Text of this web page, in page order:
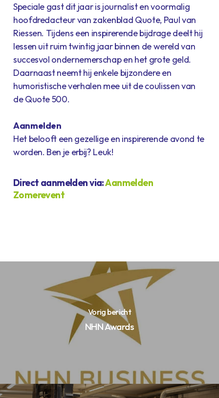
Speciale gast dit jaar is jour­nalist en voormalig
hoofd­redacteur van zaken­blad Quote, Paul van
Riessen. Tijdens een inspirerende bijdrage deelt hij
lessen uit ruim twintig jaar binnen de wereld van
succes­vol onder­nemerschap en het grote geld.
Daarnaast neemt hij enkele bijzondere en
humoristische verhalen mee uit de coulissen van
de Quote 500.
Aanmelden
Het belooft een gezellige en inspirerende avond te
worden. Ben je erbij? Leuk!
Direct aanmelden via:Aanmelden
Zomerevent
Vorig bericht
NHN Awards